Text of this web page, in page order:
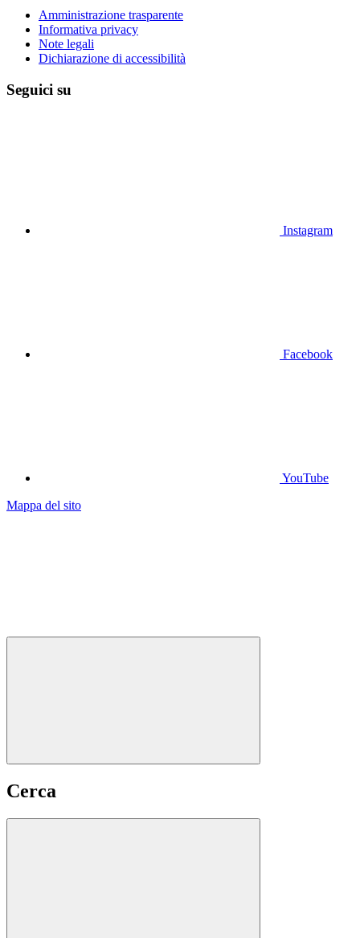
Amministrazione trasparente
Informativa privacy
Note legali
Dichiarazione di accessibilità
Seguici su
Instagram
Facebook
YouTube
Mappa del sito
Cerca